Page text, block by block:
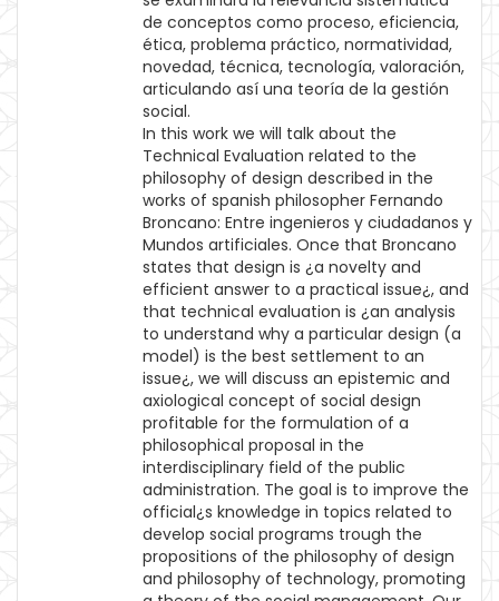
de conceptos como proceso, eficiencia,
ética, problema práctico, normatividad,
novedad, técnica, tecnología, valoración,
articulando así una teoría de la gestión
social.
In this work we will talk about the
Technical Evaluation related to the
philosophy of design described in the
works of spanish philosopher Fernando
Broncano: Entre ingenieros y ciudadanos y
Mundos artificiales. Once that Broncano
states that design is ¿a novelty and
efficient answer to a practical issue¿, and
that technical evaluation is ¿an analysis
to understand why a particular design (a
model) is the best settlement to an
issue¿, we will discuss an epistemic and
axiological concept of social design
profitable for the formulation of a
philosophical proposal in the
interdisciplinary field of the public
administration. The goal is to improve the
official¿s knowledge in topics related to
develop social programs trough the
propositions of the philosophy of design
and philosophy of technology, promoting